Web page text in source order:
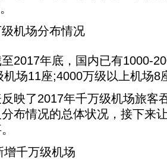
机场分布情况
年底，国内已有1000-
机场11座;4000万级以上机场8
了2017年千万级机场旅客
布情况的总体状况，接下来
千万级机场